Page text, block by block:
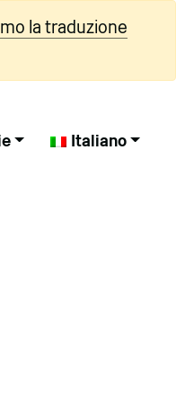
la traduzione
Italiano